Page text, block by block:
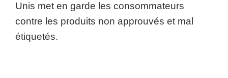
Unis met en garde les consommateurs
contre les produits non approuvés et mal
étiquetés.